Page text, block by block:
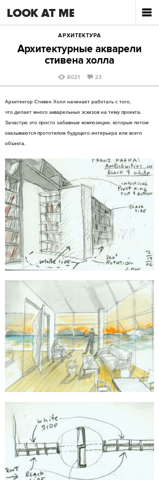
АРХИТЕКТУРА
Архитектурные акварели
стивена холла
8021 23
Архитектор Стивен Холл начинает работать с того,
что делает много акварельных эскизов на тему проекта.
Зачастую это просто забавные композиции, которые потом
оказываются прототипом будущего интерьера или всего
объекта.